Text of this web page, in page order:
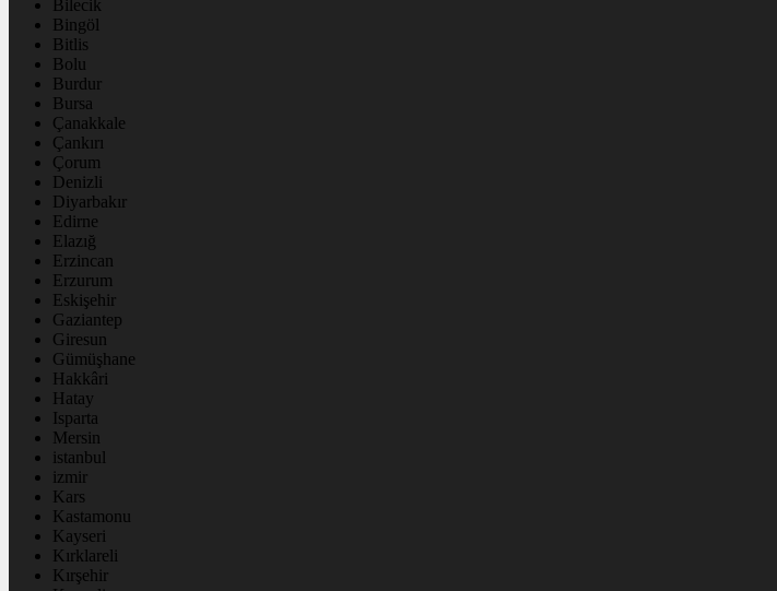
Bilecik
Bingöl
Bitlis
Bolu
Burdur
Bursa
Çanakkale
Çankırı
Çorum
Denizli
Diyarbakır
Edirne
Elazığ
Erzincan
Erzurum
Eskişehir
Gaziantep
Giresun
Gümüşhane
Hakkâri
Hatay
Isparta
Mersin
istanbul
izmir
Kars
Kastamonu
Kayseri
Kırklareli
Kırşehir